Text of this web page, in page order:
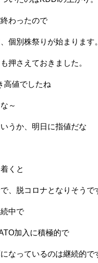
わったので
個別株祭りが始まります。
押さえておきました。
高値でしたね
～
うか、明日に指値だな
くと
、脱コロナとなりそうで
中で
加入に積極的で
なっているのは継続的で